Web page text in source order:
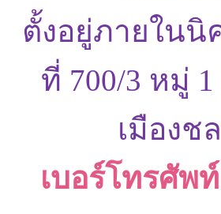
ตั้งอยู่ภายในนิ
ที่ 700/3 หมู่
เมืองช
เบอร์โทรศัพ